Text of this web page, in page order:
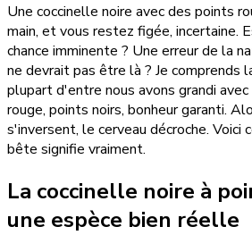
Une coccinelle noire avec des points
main, et vous restez figée, incertaine.
chance imminente ? Une erreur de la
ne devrait pas être là ? Je comprends
plupart d'entre nous avons grandi
rouge, points noirs, bonheur garanti.
s'inversent, le cerveau décroche.
bête signifie vraiment.
La coccinelle noire à
une espèce bien réelle